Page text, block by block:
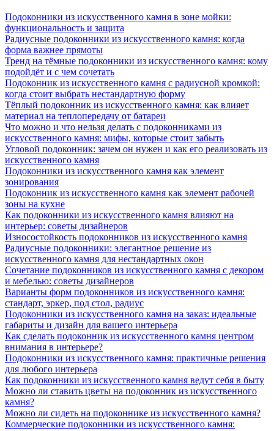
Подоконники из искусственного камня в зоне мойки:
функциональность и защита
Радиусные подоконники из искусственного камня: когда
форма важнее прямоты
Тренд на тёмные подоконники из искусственного камня: кому
подойдёт и с чем сочетать
Подоконник из искусственного камня с радиусной кромкой:
когда стоит выбрать нестандартную форму
Тёплый подоконник из искусственного камня: как влияет
материал на теплопередачу от батареи
Что можно и что нельзя делать с подоконниками из
искусственного камня: мифы, которые стоит забыть
Угловой подоконник: зачем он нужен и как его реализовать из
искусственного камня
Подоконники из искусственного камня как элемент
зонирования
Подоконник из искусственного камня как элемент рабочей
зоны на кухне
Как подоконники из искусственного камня влияют на
интерьер: советы дизайнеров
Износостойкость подоконников из искусственного камня
Радиусные подоконники: элегантное решение из
искусственного камня для нестандартных окон
Сочетание подоконников из искусственного камня с декором
и мебелью: советы дизайнеров
Варианты форм подоконников из искусственного камня:
стандарт, эркер, под стол, радиус
Подоконники из искусственного камня на заказ: идеальные
габариты и дизайн для вашего интерьера
Как сделать подоконник из искусственного камня центром
внимания в интерьере?
Подоконники из искусственного камня: практичные решения
для любого интерьера
Как подоконники из искусственного камня ведут себя в быту
Можно ли ставить цветы на подоконник из искусственного
камня?
Можно ли сидеть на подоконнике из искусственного камня?
Коммерческие подоконники из искусственного камня: